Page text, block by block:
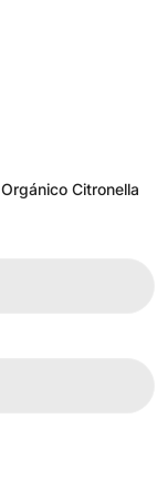
Citronella